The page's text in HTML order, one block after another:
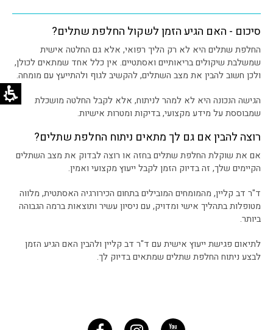
סיכום - האם הגיע הזמן לשקול החלפת שתלים?
החלפת שתלים היא לא רק הליך רפואי, אלא גם החלטה אישית
שמשלבת שיקולים בריאותיים ואסתטיים. אין כלל אחד שמתאים לכולן,
ולכן חשוב להבין את מצב השתלים, להקשיב לגוף ולהתייעץ עם מומחה.
הגישה הנכונה היא לא למהר לניתוח, אלא לקבל החלטה מושכלת
שמבוססת על מידע מקצועי, בדיקות ומטרות אישיות.
רוצה להבין אם גם לך מתאים ניתוח החלפת שתלים?
אם את שוקלת החלפת שתלים בחזה או רוצה לבדוק את מצב השתלים
הקיימים שלך, זה בדיוק הזמן לקבל ייעוץ מקצועי ואמין.
ד"ר דב קליין, מהמומחים המובילים בתחום הכירורגיה האסתטית, מלווה
מטופלות בתהליך אישי ומדויק, עם ניסיון עשיר ותוצאות ברמה הגבוהה
ביותר.
לתיאום פגישת ייעוץ אישית עם ד"ר דב קליין ולהבין האם הגיע הזמן
לבצע ניתוח החלפת שתלים שמתאים בדיוק לך.